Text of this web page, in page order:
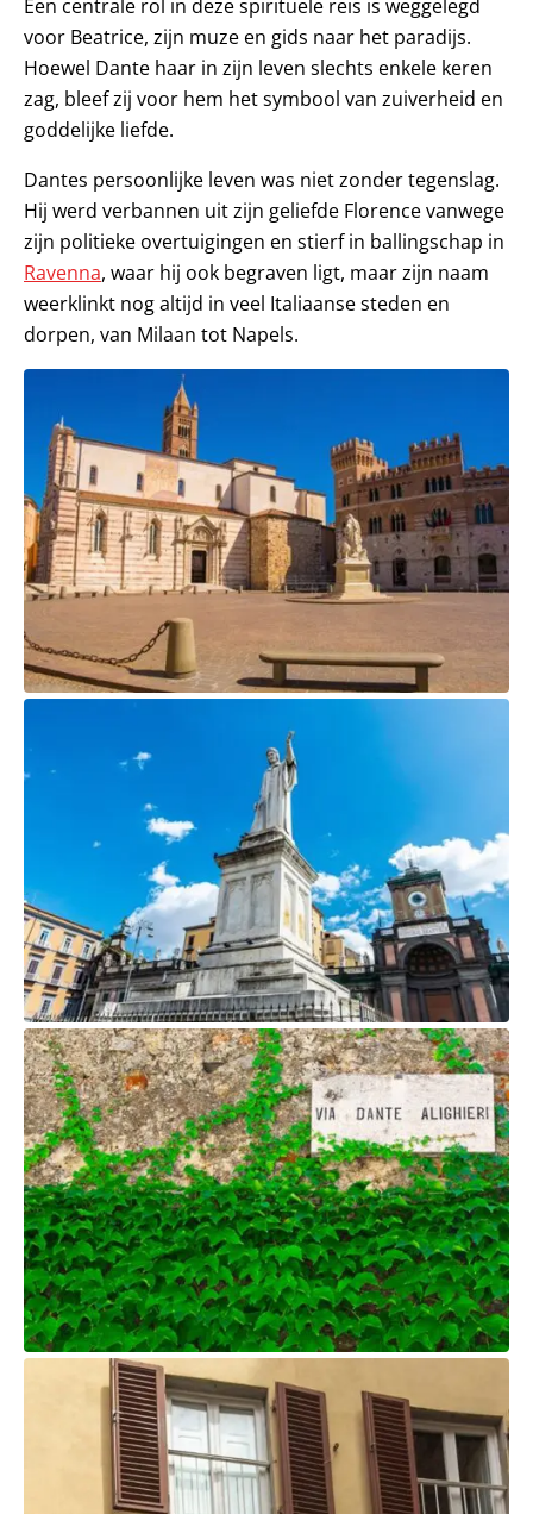
Een centrale rol in deze spirituele reis is weggelegd
voor Beatrice, zijn muze en gids naar het paradijs.
Hoewel Dante haar in zijn leven slechts enkele keren
zag, bleef zij voor hem het symbool van zuiverheid en
goddelijke liefde.
Dantes persoonlijke leven was niet zonder tegenslag.
Hij werd verbannen uit zijn geliefde Florence vanwege
zijn politieke overtuigingen en stierf in ballingschap in
Ravenna, waar hij ook begraven ligt, maar zijn naam
weerklinkt nog altijd in veel Italiaanse steden en
dorpen, van Milaan tot Napels.